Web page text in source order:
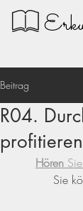
Beitrag
R04.
Hören
Sie